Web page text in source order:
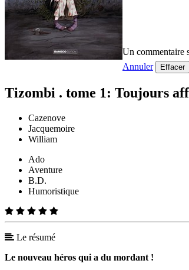
Un commentaire
Annuler
Effacer
Tizombi . tome 1: Toujours
Cazenove
Jacquemoire
William
Ado
Aventure
B.D.
Humoristique
Le résumé
Le nouveau héros qui a du mordant !